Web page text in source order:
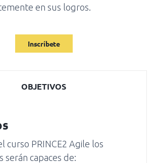
en sus logros.
Inscríbete
OBJETIVOS
curso PRINCE2 Agile los
serán capaces de: